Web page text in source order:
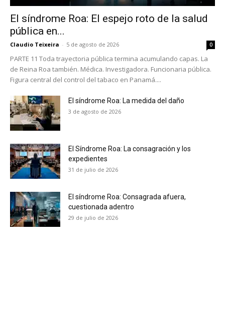
El síndrome Roa: El espejo roto de la salud
pública en...
Claudio Teixeira - 5 de agosto de 2026 0
PARTE 11 Toda trayectoria pública termina acumulando capas. La
de Reina Roa también. Médica. Investigadora. Funcionaria pública.
Figura central del control del tabaco en Panamá....
El síndrome Roa: La medida del daño
3 de agosto de 2026
El Síndrome Roa: La consagración y los
expedientes
31 de julio de 2026
El síndrome Roa: Consagrada afuera,
cuestionada adentro
29 de julio de 2026